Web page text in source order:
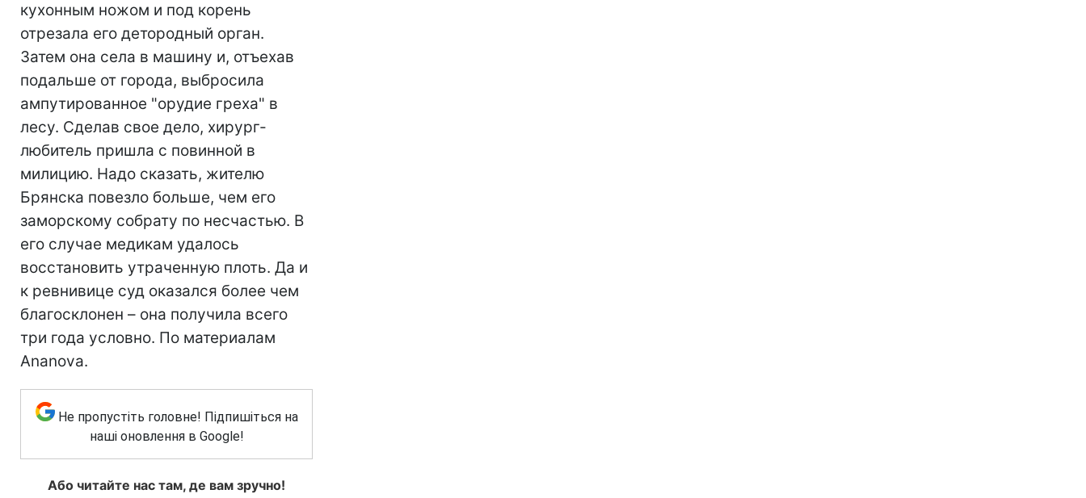
кухонным ножом и под корень
отрезала его детородный орган.
Затем она села в машину и, отъехав
подальше от города, выбросила
ампутированное "орудие греха" в
лесу. Сделав свое дело, хирург-
любитель пришла с повинной в
милицию. Надо сказать, жителю
Брянска повезло больше, чем его
заморскому собрату по несчастью. В
его случае медикам удалось
восстановить утраченную плоть. Да и
к ревнивице суд оказался более чем
благосклонен – она получила всего
три года условно. По материалам
Ananova.
Не пропустіть головне! Підпишіться на
наші оновлення в Google!
Або читайте нас там, де вам зручно!